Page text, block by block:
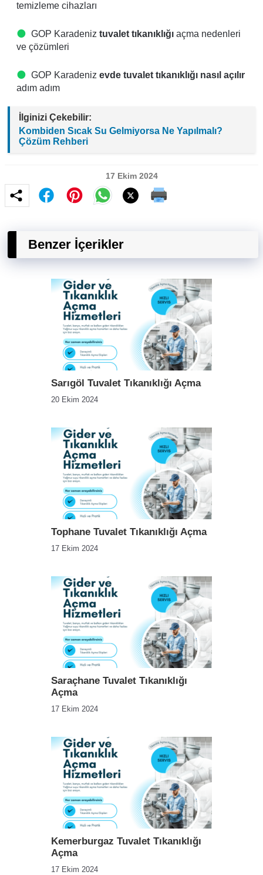
temizleme cihazları
GOP Karadeniz tuvalet tıkanıklığı açma nedenleri
ve çözümleri
GOP Karadeniz evde tuvalet tıkanıklığı nasıl açılır
adım adım
İlginizi Çekebilir:
Kombiden Sıcak Su Gelmiyorsa Ne Yapılmalı?
Çözüm Rehberi
17 Ekim 2024
Benzer İçerikler
Sarıgöl Tuvalet Tıkanıklığı Açma
20 Ekim 2024
Tophane Tuvalet Tıkanıklığı Açma
17 Ekim 2024
Saraçhane Tuvalet Tıkanıklığı
Açma
17 Ekim 2024
Kemerburgaz Tuvalet Tıkanıklığı
Açma
17 Ekim 2024